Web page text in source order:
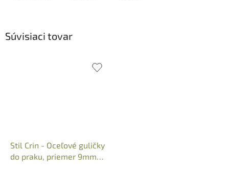
Súvisiaci tovar
Stil Crin - Oceľové guličky
do praku, priemer 9mm